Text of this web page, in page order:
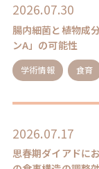
2026.07.30
腸内細菌と植物成
ンA」の可能性
学術情報 食育
2026.07.17
思春期ダイアドに